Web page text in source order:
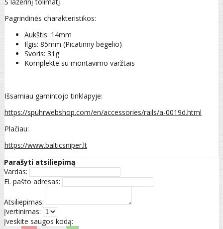
Pagrindinės charakteristikos:
Aukštis: 14mm
Ilgis: 85mm (Picatinny bėgelio)
Svoris: 31g
Komplekte su montavimo varžtais
Išsamiau gamintojo tinklapyje:
https://spuhrwebshop.com/en/accessories/rails/a-0019d.html
Plačiau:
https://www.balticsniper.lt
Parašyti atsiliepimą
Vardas:
El. pašto adresas:
Atsiliepimas:
Įvertinimas:
Įveskite saugos kodą: